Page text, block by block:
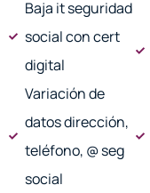
Baja it seguridad
social con cert
digital
Variación de
datos dirección,
teléfono, @ seg
social